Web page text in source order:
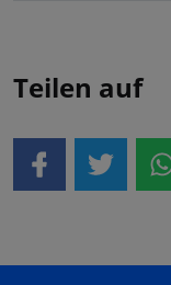
Teilen auf